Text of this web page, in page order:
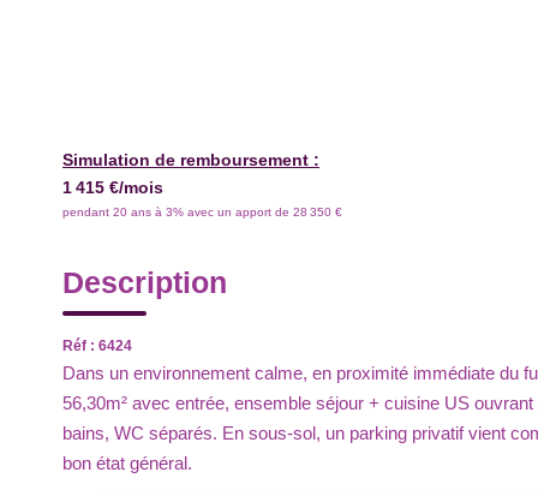
Simulation de remboursement :
1 415 €/mois
pendant 20 ans à 3% avec un apport de 28 350 €
Description
Réf : 6424
Dans un environnement calme, en proximité immédiate du
56,30m² avec entrée, ensemble séjour + cuisine US
bains, WC séparés. En sous-sol, un parking privatif vient
bon état général.